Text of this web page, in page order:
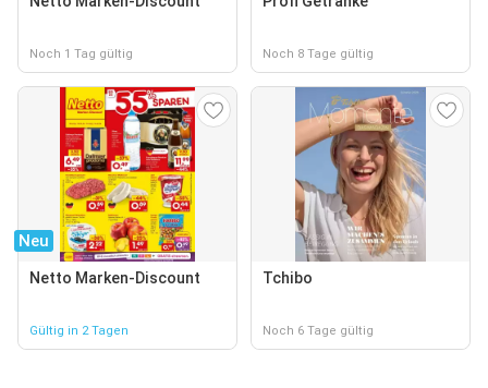
Noch 1 Tag gültig Noch 8 Tage gültig
Neu
Netto Marken-Discount
Gültig in 2 Tagen
Tchibo
Noch 6 Tage gültig